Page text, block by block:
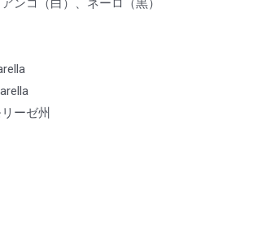
ンコ（白）、ネーロ（黒）
ーゼ州